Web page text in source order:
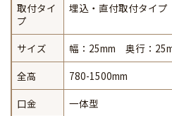
取付タイ
プ
埋込・直付取付タイプ
サイズ
幅：25mm 奥行：
全高
780-1500mm
口金
一体型